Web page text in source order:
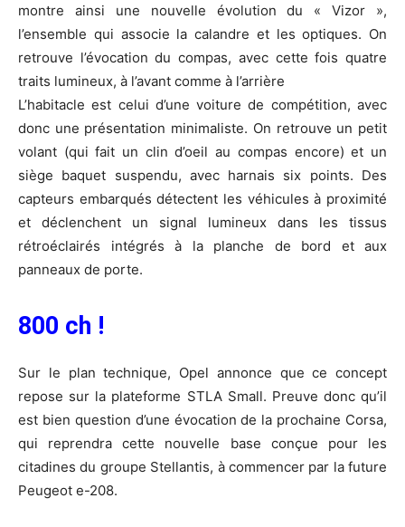
montre ainsi une nouvelle évolution du « Vizor »,
l’ensemble qui associe la calandre et les optiques. On
retrouve l’évocation du compas, avec cette fois quatre
traits lumineux, à l’avant comme à l’arrière
L’habitacle est celui d’une voiture de compétition, avec
donc une présentation minimaliste. On retrouve un petit
volant (qui fait un clin d’oeil au compas encore) et un
siège baquet suspendu, avec harnais six points. Des
capteurs embarqués détectent les véhicules à proximité
et déclenchent un signal lumineux dans les tissus
rétroéclairés intégrés à la planche de bord et aux
panneaux de porte.
800 ch !
Sur le plan technique, Opel annonce que ce concept
repose sur la plateforme STLA Small. Preuve donc qu’il
est bien question d’une évocation de la prochaine Corsa,
qui reprendra cette nouvelle base conçue pour les
citadines du groupe Stellantis, à commencer par la future
Peugeot e-208.